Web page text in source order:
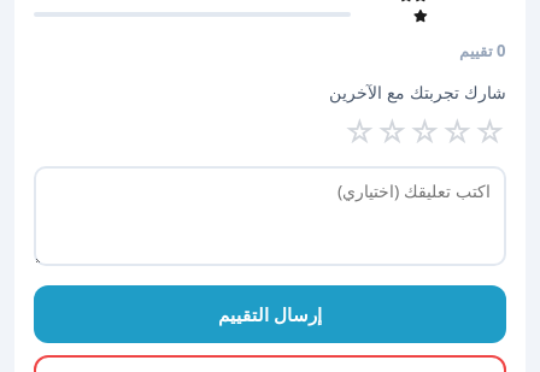
0 تقييم
شارك تجربتك مع الآخرين
☆
☆
☆
☆
☆
إرسال التقييم